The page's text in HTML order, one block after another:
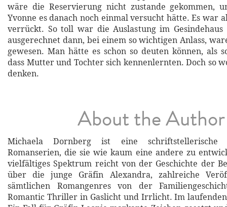
wäre die Reservierung nicht zustande gekommen,
Yvonne es danach noch einmal versucht hätte. Es war
verrückt. So toll war die Auslastung im
ausgerechnet dann, bei einem so wichtigen Anlass,
gewesen. Man hätte es schon so deuten können, als
dass Mutter und Tochter sich kennenlernten. Doch so
denken.
About the Author
Michaela Dornberg ist eine schriftstellerische
Romanserien, die sie wie kaum eine andere zu
vielfältiges Spektrum reicht von der Geschichte der
über die junge Gräfin Alexandra, zahlreiche
sämtlichen Romangenres von der
Romantic Thriller in Gaslicht und Irrlicht. Im